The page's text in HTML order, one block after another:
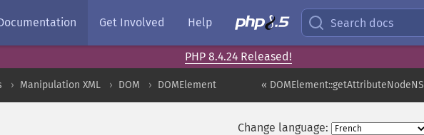
Get Involved Help Search docs
PHP 8.4.24 Released!
« DOMElement::getAttributeNodeNS
Manipulation XML DOM DOMElement
Change language: